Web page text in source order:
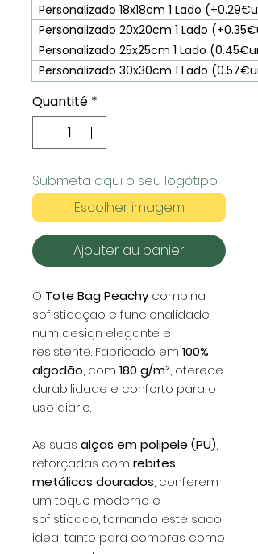
Personalizado 18x18cm 1 Lado
Personalizado 20x20cm 1 Lado
Personalizado 25x25cm 1 Lado
Personalizado 30x30cm 1 Lado
Quantité *
Submeta aqui o seu logótipo
Escolher imagem
Ajouter au panier
O Tote Bag Peachycombina
sofisticação e funcionalidade
num design elegante e
resistente. Fabricado em 100%
algodão, com 180 g/m², oferece
durabilidade e conforto para o
uso diário.
As suas alças em polipele (PU),
reforçadas com rebites
metálicos dourados, conferem
um toque moderno e
sofisticado, tornando este saco
ideal tanto para compras como